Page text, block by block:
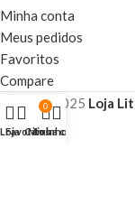
Minha conta
Meus pedidos
Favoritos
Compare
© 2025 Loja
Loja
Favoritos
0
Carrinho
Minha conta